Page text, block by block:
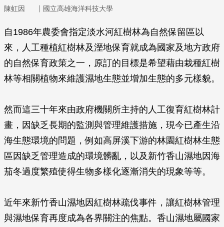
陳虹因 ｜ 國立高雄海洋科技大學
自1986年農委會指定淡水河紅樹林為自然保留區以
來，人工種植紅樹林及溼地保育就成為國家及地方政府
的自然保育政策之一，原訂的目標是希望藉由栽種紅樹
林等相關植物來維護濕地生態並增加生態的多元樣貌。
然而這三十年來由政府機關所主持的人工復育紅樹林計
畫，因缺乏長期的監測與管理維護措施，現今已產生沿
海生態環境的問題，例如高屏溪下游的林園紅樹林生態
區因缺乏管理造成的環境髒亂，以及新竹香山濕地因海
茄冬過度繁殖使得生物多樣化逐漸消失的現象等等。
近年來新竹香山濕地因紅樹林疏伐事件，讓紅樹林管理
與濕地保育再度成為各界關注的焦點。香山濕地屬國家